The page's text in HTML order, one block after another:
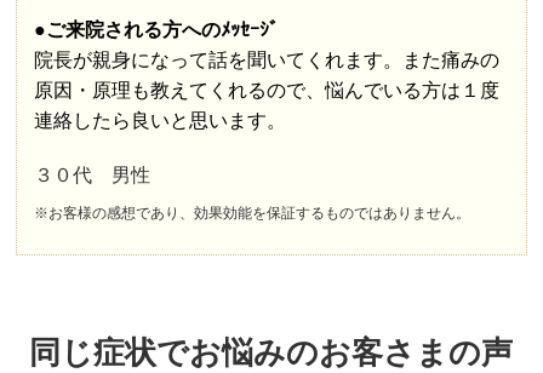
●ご来院される方へのﾒｯｾｰｼﾞ
院長が親身になって話を聞いてくれます。また痛みの
原因・原理も教えてくれるので、悩んでいる方は１度
連絡したら良いと思います。
３０代 男性
※お客様の感想であり、効果効能を保証するものではありません。
同じ症状でお悩みのお客さまの声